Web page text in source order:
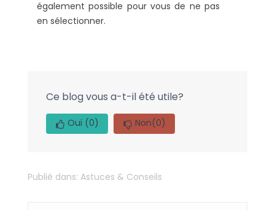
également possible pour vous de ne pas
en sélectionner.
Ce blog vous a-t-il été utile?
Oui (0) Non(0)
Publié dans: Astuces & Conseils